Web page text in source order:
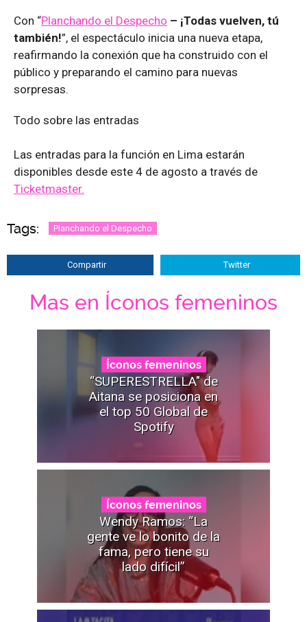
Con “Planchando el Despecho – ¡Todas vuelven, tú
también!”, el espectáculo inicia una nueva etapa,
reafirmando la conexión que ha construido con el
público y preparando el camino para nuevas
sorpresas.
Todo sobre las entradas
Las entradas para la función en Lima estarán
disponibles desde este 4 de agosto a través de
Ticketmaster.
Tags: Planchando el Despecho
Compartir Twitter
Mas en Íconos femeninos
Íconos femeninos
“SUPERESTRELLA" de
Aitana se posiciona en
el top 50 Global de
Spotify
Íconos femeninos
Wendy Ramos: “La
gente ve lo bonito de la
fama, pero tiene su
lado difícil”